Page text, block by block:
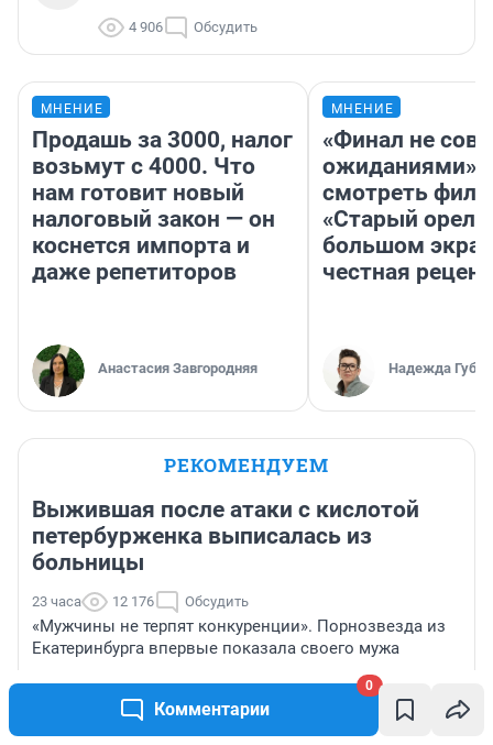
Комментарии
0
4 906 Обсудить
МНЕНИЕ
Продашь за 3000, налог
возьмут с 4000. Что
нам готовит новый
налоговый закон — он
коснется импорта и
даже репетиторов
Анастасия Завгородняя
МНЕНИЕ
«Финал не
ожиданиями»:
смотреть
«Старый орел»
большом
честная
Надежда
РЕКОМЕНДУЕМ
Выжившая после атаки с кислотой
петербурженка выписалась из
больницы
23 часа 12 176 Обсудить
«Мужчины не терпят конкуренции». Порнозвезда из
Екатеринбурга впервые показала своего мужа
«Год преследовал и облил кислотой». Рассказ